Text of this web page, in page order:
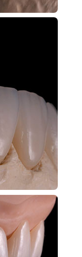
для всіх
якості послуг,
нових
немає
замовити
кап за
нам гіпсову
для
Cad / Cam Lab
її ви
Співпраця із
дає вам масу